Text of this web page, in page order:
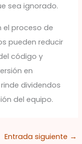
sea ignorado.
el proceso de
pueden reducir
código y
en
dividendos
del equipo.
Entrada siguiente →